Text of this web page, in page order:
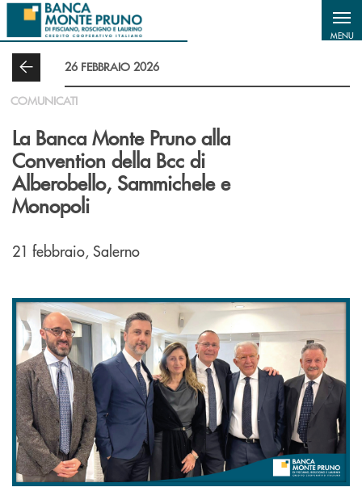
Salta al contenuto principale
MENU
26 FEBBRAIO 2026
COMUNICATI
La Banca Monte Pruno alla
Convention della Bcc di
Alberobello, Sammichele e
Monopoli
21 febbraio, Salerno